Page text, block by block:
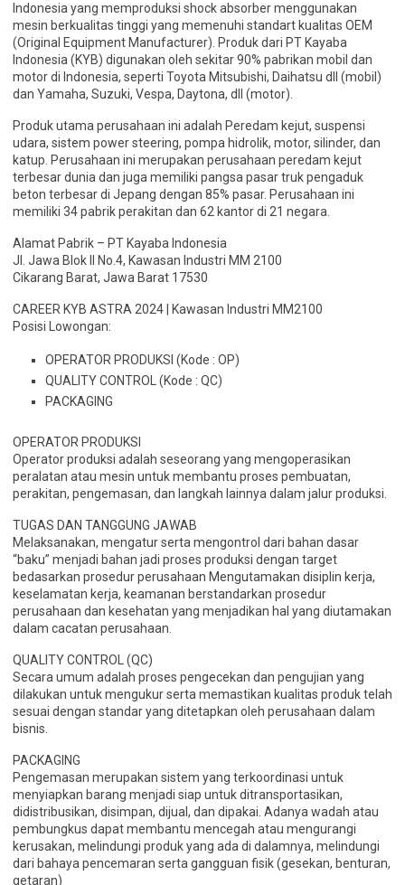
Indonesia yang memproduksi shock absorber menggunakan
mesin berkualitas tinggi yang memenuhi standart kualitas OEM
(Original Equipment Manufacturer). Produk dari PT Kayaba
Indonesia (KYB) digunakan oleh sekitar 90% pabrikan mobil dan
motor di Indonesia, seperti Toyota Mitsubishi, Daihatsu dll (mobil)
dan Yamaha, Suzuki, Vespa, Daytona, dll (motor).
Produk utama perusahaan ini adalah Peredam kejut, suspensi
udara, sistem power steering, pompa hidrolik, motor, silinder, dan
katup. Perusahaan ini merupakan perusahaan peredam kejut
terbesar dunia dan juga memiliki pangsa pasar truk pengaduk
beton terbesar di Jepang dengan 85% pasar. Perusahaan ini
memiliki 34 pabrik perakitan dan 62 kantor di 21 negara.
Alamat Pabrik – PT Kayaba Indonesia
Jl. Jawa Blok II No.4, Kawasan Industri MM 2100
Cikarang Barat, Jawa Barat 17530
CAREER KYB ASTRA 2024 | Kawasan Industri MM2100
Posisi Lowongan:
OPERATOR PRODUKSI (Kode : OP)
QUALITY CONTROL (Kode : QC)
PACKAGING
OPERATOR PRODUKSI
Operator produksi adalah seseorang yang mengoperasikan
peralatan atau mesin untuk membantu proses pembuatan,
perakitan, pengemasan, dan langkah lainnya dalam jalur produksi.
TUGAS DAN TANGGUNG JAWAB
Melaksanakan, mengatur serta mengontrol dari bahan dasar
“baku” menjadi bahan jadi proses produksi dengan target
bedasarkan prosedur perusahaan Mengutamakan disiplin kerja,
keselamatan kerja, keamanan berstandarkan prosedur
perusahaan dan kesehatan yang menjadikan hal yang diutamakan
dalam cacatan perusahaan.
QUALITY CONTROL (QC)
Secara umum adalah proses pengecekan dan pengujian yang
dilakukan untuk mengukur serta memastikan kualitas produk telah
sesuai dengan standar yang ditetapkan oleh perusahaan dalam
bisnis.
PACKAGING
Pengemasan merupakan sistem yang terkoordinasi untuk
menyiapkan barang menjadi siap untuk ditransportasikan,
didistribusikan, disimpan, dijual, dan dipakai. Adanya wadah atau
pembungkus dapat membantu mencegah atau mengurangi
kerusakan, melindungi produk yang ada di dalamnya, melindungi
dari bahaya pencemaran serta gangguan fisik (gesekan, benturan,
getaran)